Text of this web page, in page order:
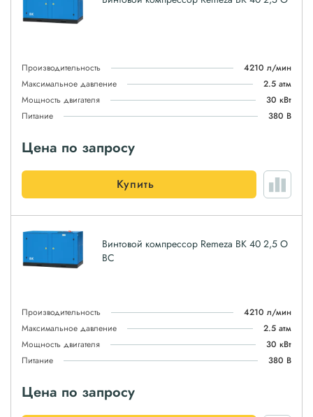
Производительность
4210 л/мин
Максимальное давление
2.5 атм
Мощность двигателя
30 кВт
Питание
380 В
Цена по запросу
Купить
Винтовой компрессор Remeza ВК 40 2,5 О
ВС
Производительность
4210 л/мин
Максимальное давление
2.5 атм
Мощность двигателя
30 кВт
Питание
380 В
Цена по запросу